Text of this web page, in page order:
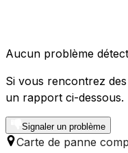
Aucun problème
Si vous rencontrez
un rapport ci-dessous.
Signaler un problème
Carte de panne